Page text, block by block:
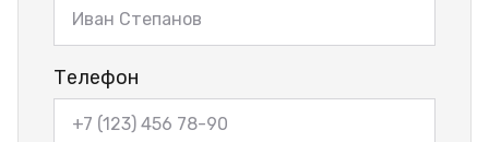
Телефон